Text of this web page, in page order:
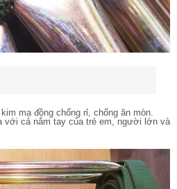
mạ đồng chống rỉ, chống ăn mòn.
với cả nắm tay của trẻ em, người lớn và